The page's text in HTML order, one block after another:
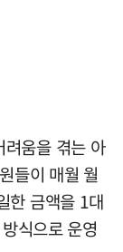
움을 겪는 아
들이 매월 월
한 금액을 1대
식으로 운영